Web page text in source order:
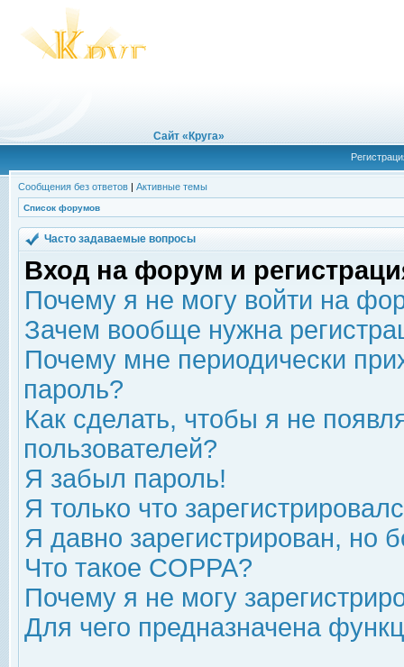
Сайт «Круга»
Сообщения без ответов | Активные темы
Список форумов
Часто задаваемые вопросы
Вход на форум и
Почему я не могу войти на
Зачем вообще нужна
Почему мне периодически
пароль?
Как сделать, чтобы я не
пользователей?
Я забыл пароль!
Я только что
Я давно зарегистрирован, но
Что такое COPPA?
Почему я не могу
Для чего предназначена